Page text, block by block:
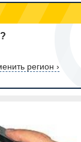
регион ›